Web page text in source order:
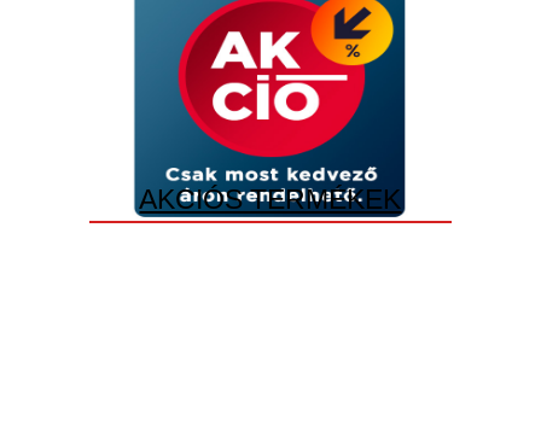
AKCIÓS TERMÉKEK